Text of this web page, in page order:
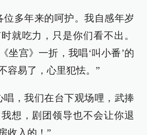
位多年来的呵护。我自感年岁
就吃力，只是你们看不出。
坐宫》一折，我唱‘叫小番’的
容易了，心里犯怯。”
唱，我们在台下观场哩，武捧
想，剧团领导也不会让你退
收入的！”